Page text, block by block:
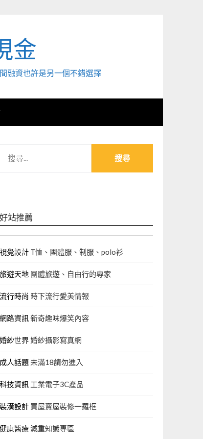
金
融資也許是另一個不錯選擇
關
好站推薦
視覺設計 T恤、團體服、制服、polo衫
旅遊天地 團體旅遊、自由行的專家‎
流行時尚 時下流行愛美情報
網路資訊 新奇趣味爆笑內容
婚紗世界婚紗攝影寫真網
成人話題 未滿18請勿進入
科技資訊 工業電子3C產品
裝潢設計 買屋賣屋裝修一羅框
健康醫療減重知識專區